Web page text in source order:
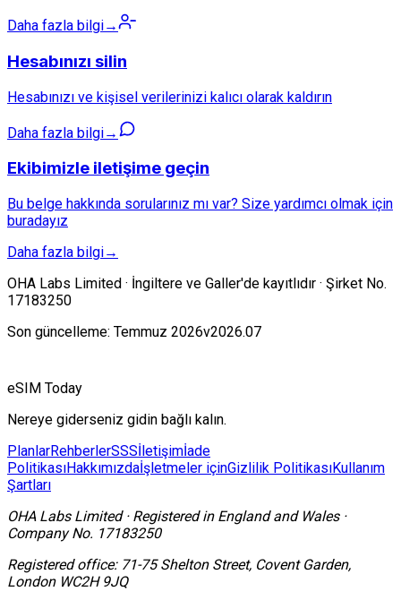
Daha fazla bilgi→
Hesabınızı silin
Hesabınızı ve kişisel verilerinizi kalıcı olarak kaldırın
Daha fazla bilgi→
Ekibimizle iletişime geçin
Bu belge hakkında sorularınız mı var? Size yardımcı olmak için
buradayız
Daha fazla bilgi→
OHA Labs Limited · İngiltere ve Galler'de kayıtlıdır · Şirket No.
17183250
Son güncelleme: Temmuz 2026v2026.07
eSIM Today
Nereye giderseniz gidin bağlı kalın.
PlanlarRehberlerSSSİletişimİade
PolitikasıHakkımızdaİşletmeler içinGizlilik PolitikasıKullanım
Şartları
OHA Labs Limited· Registered in England and Wales·
Company No. 17183250
Registered office: 71-75 Shelton Street, Covent Garden,
London WC2H 9JQ